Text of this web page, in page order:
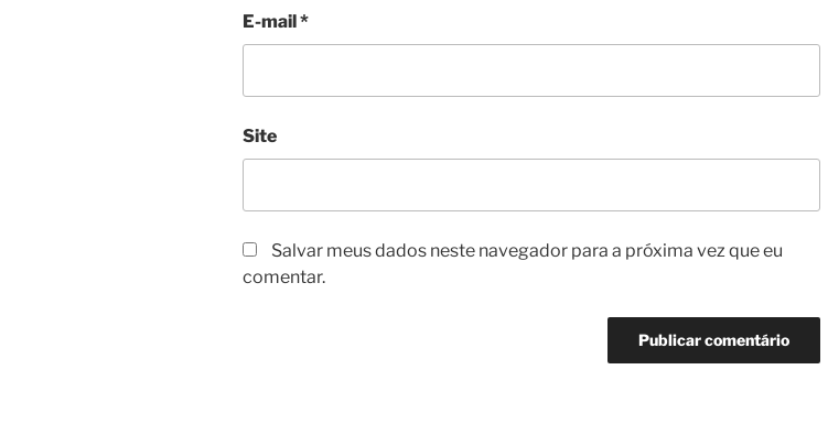
E-mail*
Site
Salvar meus dados neste navegador para a próxima vez que eu
comentar.